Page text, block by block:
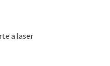
a laser